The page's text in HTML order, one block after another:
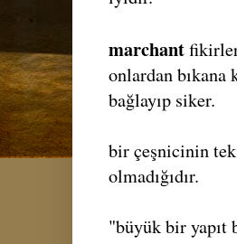
marchant
onlardan bıkana
bağlayıp siker.
bir çeşnicinin
olmadığıdır.
"büyük bir yapıt